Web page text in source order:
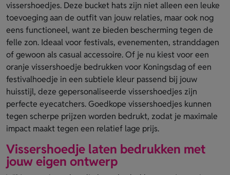
vissershoedjes. Deze bucket hats zijn niet alleen een leuke
toevoeging aan de outfit van jouw relaties, maar ook nog
eens functioneel, want ze bieden bescherming tegen de
felle zon. Ideaal voor festivals, evenementen, stranddagen
of gewoon als casual accessoire. Of je nu kiest voor een
oranje vissershoedje bedrukken voor Koningsdag of een
festivalhoedje in een subtiele kleur passend bij jouw
huisstijl, deze gepersonaliseerde vissershoedjes zijn
perfecte eyecatchers. Goedkope vissershoedjes kunnen
tegen scherpe prijzen worden bedrukt, zodat je maximale
impact maakt tegen een relatief lage prijs.
Vissershoedje laten bedrukken met
jouw eigen ontwerp